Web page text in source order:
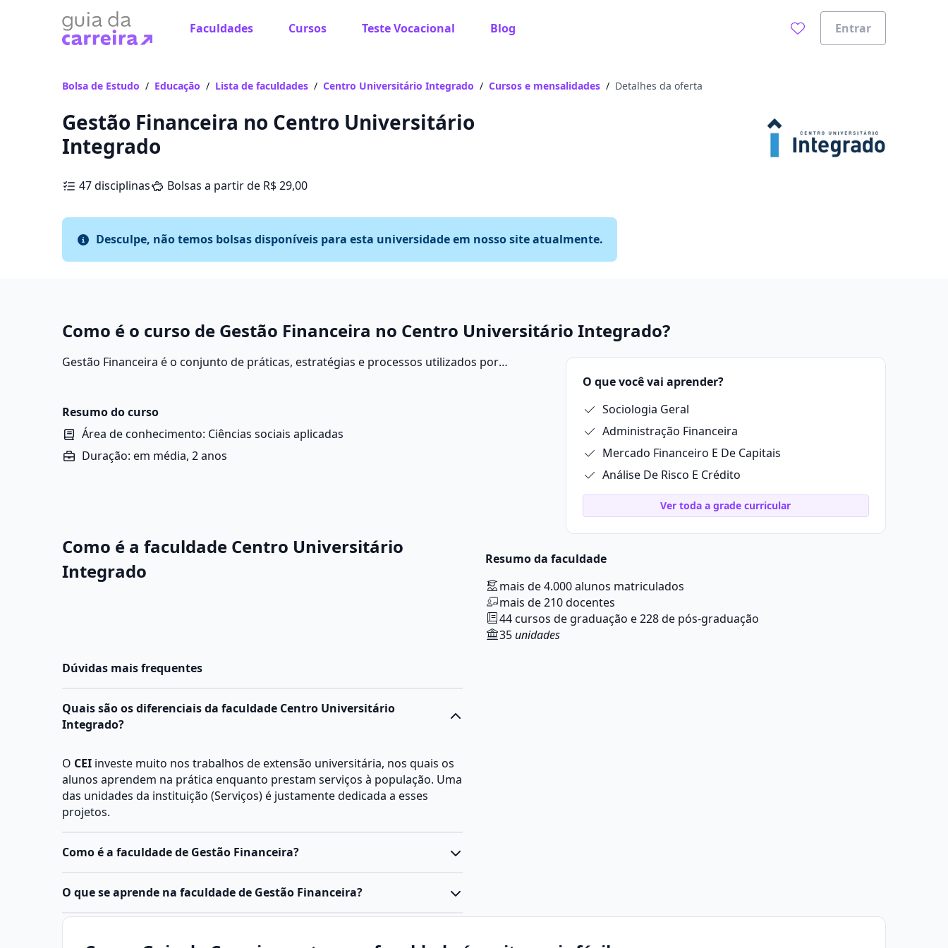
Faculdades Cursos Teste Vocacional Blog Entrar
Bolsa de Estudo / Educação / Lista de faculdades / Centro Universitário Integrado / Cursos e mensalidades / Detalhes da oferta
Gestão Financeira no Centro Universitário
Integrado
47 disciplinas Bolsas a partir de R$ 29,00
Desculpe, não temos bolsas disponíveis para esta universidade em nosso site atualmente.
Como é o curso de Gestão Financeira no Centro Universitário Integrado?
Gestão Financeira é o conjunto de práticas, estratégias e processos utilizados por
obrigações sejam cumpridas e que haja crescimento sustentável.
Resumo do curso
Área de conhecimento: Ciências sociais aplicadas
Duração: em média, 2 anos
O que você vai aprender?
Sociologia Geral
Administração Financeira
Mercado Financeiro E De Capitais
Análise De Risco E Crédito
Ver toda a grade curricular
Como é a faculdade Centro Universitário
Integrado
Resumo da faculdade
mais de 4.000 alunos matriculados
mais de 210 docentes
44 cursos de graduação e 228 de pós-graduação
35unidades
Dúvidas mais frequentes
Quais são os diferenciais da faculdade Centro Universitário
Integrado?
O CEI investe muito nos trabalhos de extensão universitária, nos quais os
alunos aprendem na prática enquanto prestam serviços à população. Uma
das unidades da instituição (Serviços) é justamente dedicada a esses
projetos.
Como é a faculdade de Gestão Financeira?
O curso de Gestão Financeiraé voltado para capacitar profissionais a
ensinando técnicas de planejamento, controle e análise econômica.
O que se aprende na faculdade de Gestão Financeira?